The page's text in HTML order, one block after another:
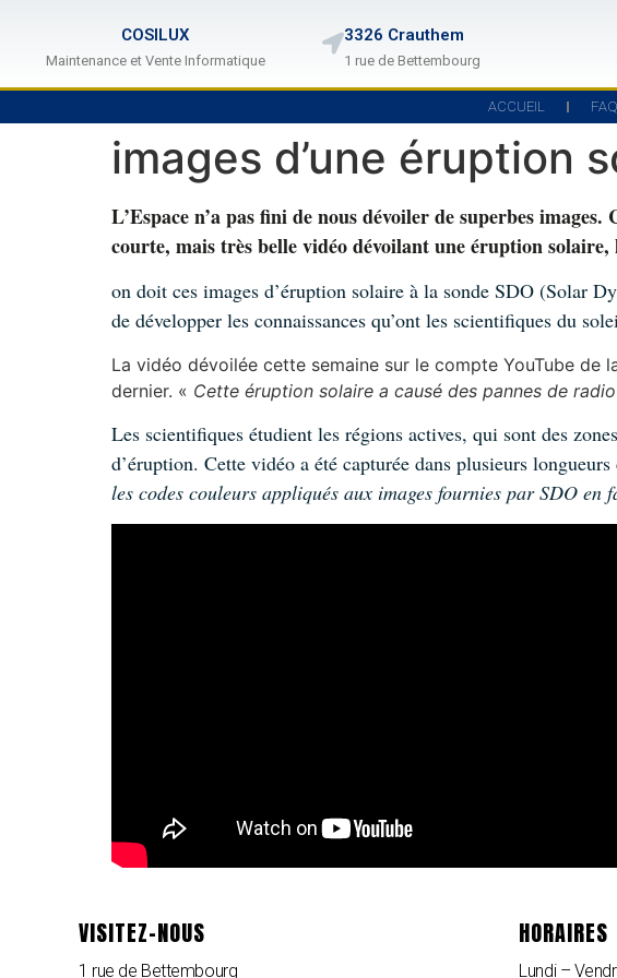
COSILUX
Maintenance et Vente Informatique
3326 Crauthem
1 rue de Bettembourg
ACCUEIL FAQ
images d’une éruption
L’Espace n’a pas fini de nous dévoiler de superbes
courte, mais très belle vidéo dévoilant une éruption
on doit ces images d’éruption solaire à la sonde SDO (Solar
de développer les connaissances qu’ont les scientifiques du
La vidéo dévoilée cette semaine sur le compte YouTube de
dernier. « Cette éruption solaire a causé des pannes de
Les scientifiques étudient les régions actives, qui sont des
d’éruption. Cette vidéo a été capturée dans plusieurs
les codes couleurs appliqués aux images fournies par SDO
VISITEZ-NOUS
1 rue de Bettembourg
HORAIRES
Lundi –